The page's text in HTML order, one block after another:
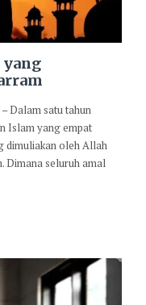
yang
Dalam satu tahun
Islam yang empat
dimuliakan oleh Allah
Dimana seluruh amal